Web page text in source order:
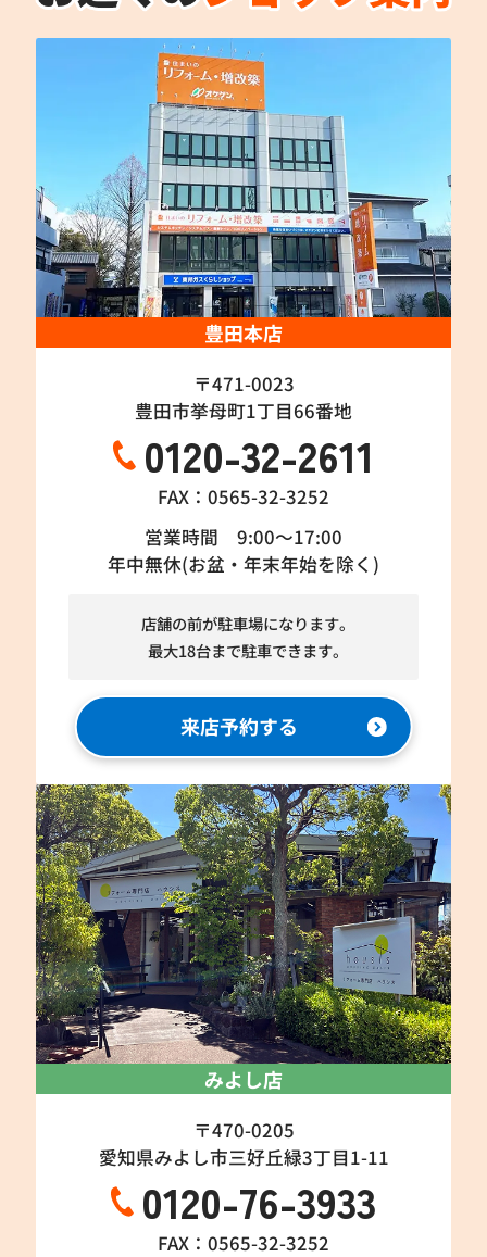
豊田本店
〒471-0023
豊田市挙母町1丁目66番地
0120-32-2611
FAX：0565-32-3252
営業時間 9:00～17:00
年中無休(お盆・年末年始を除く)
店舗の前が駐車場になります。
最大18台まで駐車できます。
来店予約する
みよし店
〒470-0205
愛知県みよし市三好丘緑3丁目1-11
0120-76-3933
FAX：0565-32-3252